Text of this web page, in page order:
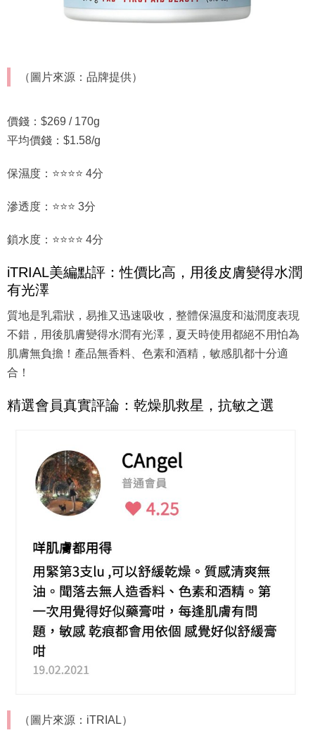
（圖片來源：品牌提供）
價錢：$269 / 170g
平均價錢：$1.58/g
保濕度：⭐⭐⭐⭐ 4分
滲透度：⭐⭐⭐ 3分
鎖水度：⭐⭐⭐⭐ 4分
iTRIAL美編點評：性價比高，用後皮膚變得水潤
有光澤
質地是乳霜狀，易推又迅速吸收，整體保濕度和滋潤度表現
不錯，用後肌膚變得水潤有光澤，夏天時使用都絕不用怕為
肌膚無負擔！產品無香料、色素和酒精，敏感肌都十分適
合！
精選會員真實評論：乾燥肌救星，抗敏之選
（圖片來源：iTRIAL）